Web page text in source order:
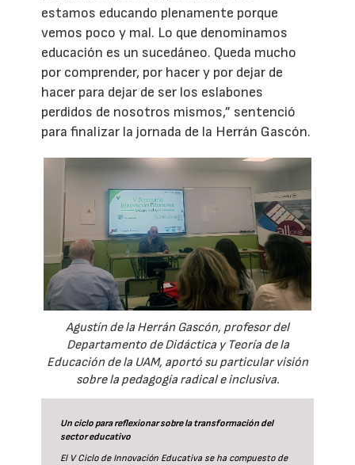
estamos educando plenamente porque
vemos poco y mal. Lo que denominamos
educación es un sucedáneo. Queda mucho
por comprender, por hacer y por dejar de
hacer para dejar de ser los eslabones
perdidos de nosotros mismos,” sentenció
para finalizar la jornada de la Herrán Gascón.
Agustín de la Herrán Gascón, profesor del
Departamento de Didáctica y Teoría de la
Educación de la UAM, aportó su particular visión
sobre la pedagogía radical e inclusiva.
Un ciclo para reflexionar sobre la transformación del
sector educativo
El V Ciclo de Innovación Educativa se ha compuesto de